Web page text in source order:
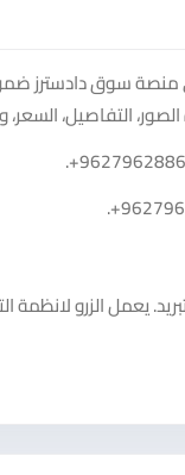
منصة سوق دادسترز
التفاصيل، السعر،
.
.